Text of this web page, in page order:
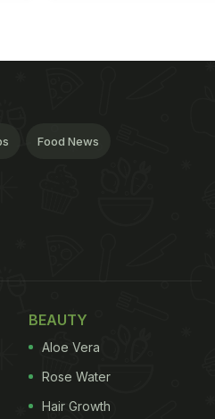
Food News
BEAUTY
Aloe Vera
Rose Water
Hair Growth